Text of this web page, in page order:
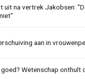
uit na vertrek Jakobsen:
aan in
Wetenschap onthult